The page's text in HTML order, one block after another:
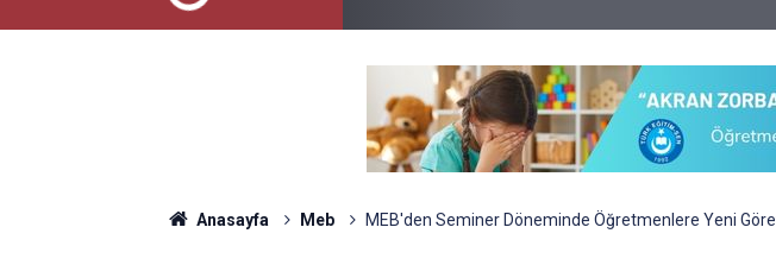
Anasayfa Meb MEB'den Seminer Döneminde Öğretmenlere Yeni